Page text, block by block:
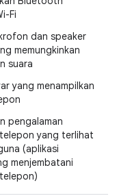
Fi
dan speaker
memungkinkan
suara
yang menampilkan
pengalaman
yang terlihat
(aplikasi
menjembatani